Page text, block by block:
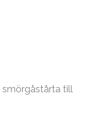
smörgåstårta till